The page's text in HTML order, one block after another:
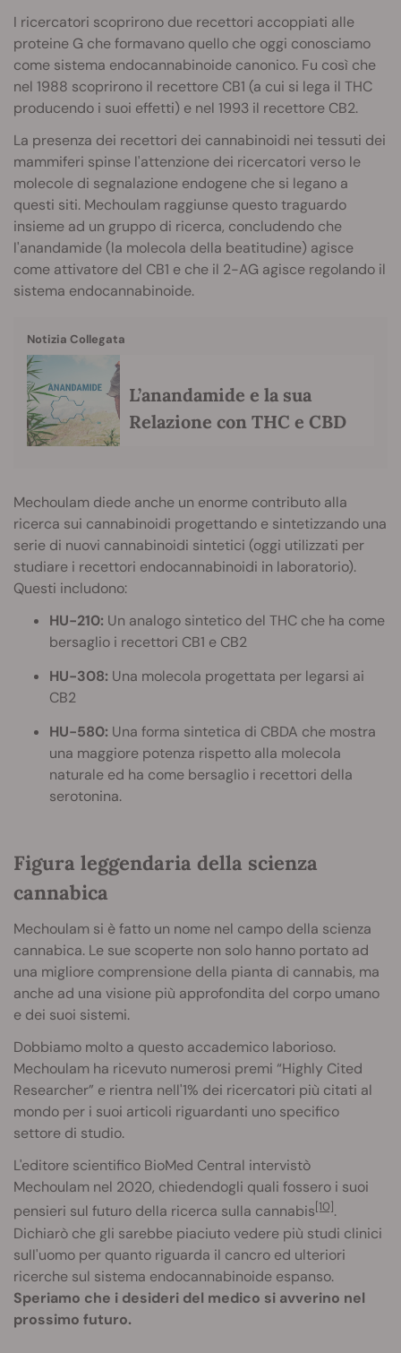
I ricercatori scoprirono due recettori accoppiati alle
proteine G che formavano quello che oggi conosciamo
come sistema endocannabinoide canonico. Fu così che
nel 1988 scoprirono il recettore CB1 (a cui si lega il THC
producendo i suoi effetti) e nel 1993 il recettore CB2.
La presenza dei recettori dei cannabinoidi nei tessuti dei
mammiferi spinse l'attenzione dei ricercatori verso le
molecole di segnalazione endogene che si legano a
questi siti. Mechoulam raggiunse questo traguardo
insieme ad un gruppo di ricerca, concludendo che
l'anandamide (la molecola della beatitudine) agisce
come attivatore del CB1 e che il 2-AG agisce regolando il
sistema endocannabinoide.
Notizia Collegata
L’anandamide e la sua
Relazione con THC e CBD
Mechoulam diede anche un enorme contributo alla
ricerca sui cannabinoidi progettando e sintetizzando una
serie di nuovi cannabinoidi sintetici (oggi utilizzati per
studiare i recettori endocannabinoidi in laboratorio).
Questi includono:
HU-210: Un analogo sintetico del THC che ha come
bersaglio i recettori CB1 e CB2
HU-308: Una molecola progettata per legarsi ai
CB2
HU-580: Una forma sintetica di CBDA che mostra
una maggiore potenza rispetto alla molecola
naturale ed ha come bersaglio i recettori della
serotonina.
Figura leggendaria della scienza
cannabica
Mechoulam si è fatto un nome nel campo della scienza
cannabica. Le sue scoperte non solo hanno portato ad
una migliore comprensione della pianta di cannabis, ma
anche ad una visione più approfondita del corpo umano
e dei suoi sistemi.
Dobbiamo molto a questo accademico laborioso.
Mechoulam ha ricevuto numerosi premi “Highly Cited
Researcher” e rientra nell'1% dei ricercatori più citati al
mondo per i suoi articoli riguardanti uno specifico
settore di studio.
L'editore scientifico BioMed Central intervistò
Mechoulam nel 2020, chiedendogli quali fossero i suoi
pensieri sul futuro della ricerca sulla cannabis[10].
Dichiarò che gli sarebbe piaciuto vedere più studi clinici
sull'uomo per quanto riguarda il cancro ed ulteriori
ricerche sul sistema endocannabinoide espanso.
Speriamo che i desideri del medico si avverino nel
prossimo futuro.